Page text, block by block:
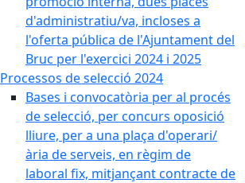
d'administratiu/va, incloses a
l'oferta pública de l'Ajuntament del
Bruc per l'exercici 2024 i 2025
Processos de selecció 2024
Bases i convocatòria per al procés
de selecció, per concurs oposició
lliure, per a una plaça d'operari/
ària de serveis, en règim de
laboral fix, mitjançant contracte de